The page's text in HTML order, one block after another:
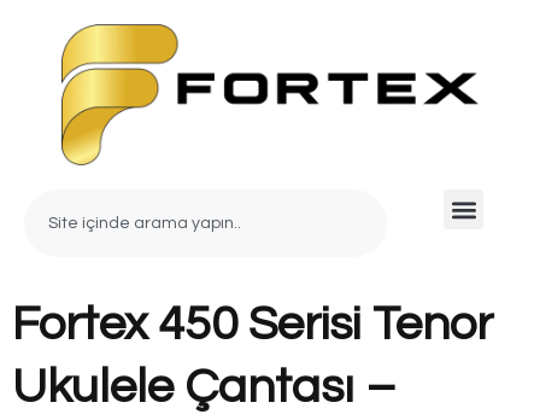
Fortex 450 Serisi Tenor
Ukulele Çantası –